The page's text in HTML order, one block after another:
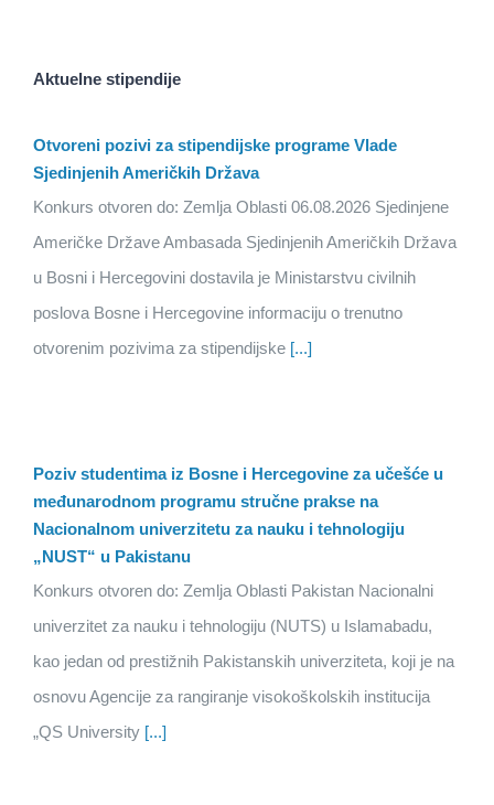
Aktuelne stipendije
Otvoreni pozivi za stipendijske programe Vlade
Sjedinjenih Američkih Država
Konkurs otvoren do: Zemlja Oblasti 06.08.2026 Sjedinjene
Američke Države Ambasada Sjedinjenih Američkih Država
u Bosni i Hercegovini dostavila je Ministarstvu civilnih
poslova Bosne i Hercegovine informaciju o trenutno
otvorenim pozivima za stipendijske [...]
Poziv studentima iz Bosne i Hercegovine za učešće u
međunarodnom programu stručne prakse na
Nacionalnom univerzitetu za nauku i tehnologiju
„NUST“ u Pakistanu
Konkurs otvoren do: Zemlja Oblasti Pakistan Nacionalni
univerzitet za nauku i tehnologiju (NUTS) u Islamabadu,
kao jedan od prestižnih Pakistanskih univerziteta, koji je na
osnovu Agencije za rangiranje visokoškolskih institucija
„QS University [...]